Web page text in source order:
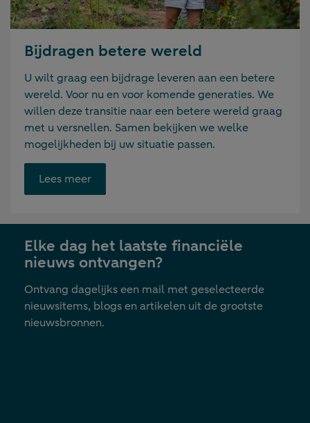
Bijdragen betere wereld
U wilt graag een bijdrage leveren aan een betere
wereld. Voor nu en voor komende generaties. We
willen deze transitie naar een betere wereld graag
met u versnellen. Samen bekijken we welke
mogelijkheden bij uw situatie passen.
Lees meerOpent
link
nieuwe
tab
Elke dag het laatste financiële
nieuws ontvangen?
Ontvang dagelijks een mail met geselecteerde
nieuwsitems, blogs en artikelen uit de grootste
nieuwsbronnen.